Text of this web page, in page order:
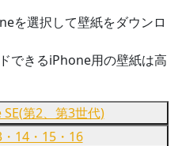
を選択して壁紙をダウンロ
できるiPhone用の壁紙は高
第2、第3世代)
14・15・16